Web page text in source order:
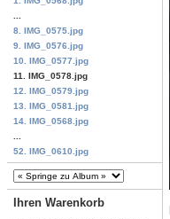
8. IMG_0575.jpg
9. IMG_0576.jpg
10. IMG_0577.jpg
11. IMG_0578.jpg
12. IMG_0579.jpg
13. IMG_0581.jpg
14. IMG_0568.jpg
52. IMG_0610.jpg
Ihren Warenkorb